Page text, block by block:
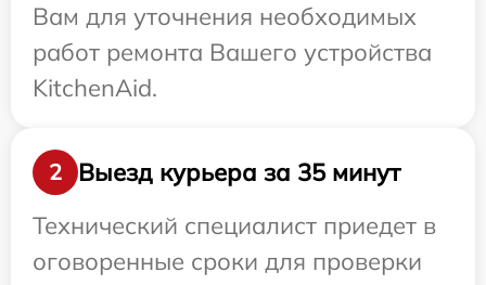
Вам для уточнения необходимых
работ ремонта Вашего устройства
KitchenAid.
2
Выезд курьера за 35 минут
Технический специалист приедет в
оговоренные сроки для проверки